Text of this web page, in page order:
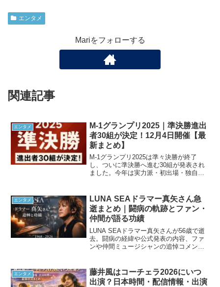
エンタメ
Mariをフォローする
関連記事
エンタメ
M-1グランプリ2025｜準決勝進出
者30組が決定！12月4日開催【最
新まとめ】
M-1グランプリ2025は準々決勝が終了
し、ついに準決勝へ進む30組が発表され
ました。今年は実力派・初出場・独自路
くも話題になっています。準決勝は 2025
年12月4...
エンタメ
LUNA SEAドラマー真矢さん急
逝まとめ｜闘病の軌跡とファン・
仲間が語る功績
LUNA SEAドラマー真矢さんが56歳で逝
去。闘病の経緯や公式発表の内容、ファ
ンや仲間ミュージシャンの追悼コメン
エンタメ
藤井風はコーチェラ2026にいつ
出演？日本時間・配信情報・出演